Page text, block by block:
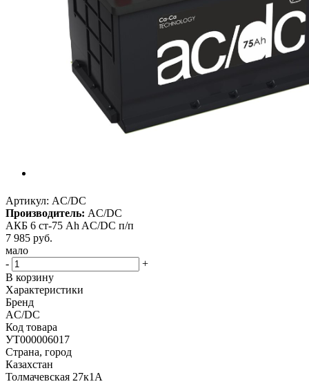
Артикул: AC/DC
Производитель: AC/DC
АКБ 6 ст-75 Ah AC/DC п/п
7 985 руб.
мало
-
+
В корзину
Характеристики
Бренд
AC/DC
Код товара
УТ000006017
Страна, город
Казахстан
Толмачевская 27к1А